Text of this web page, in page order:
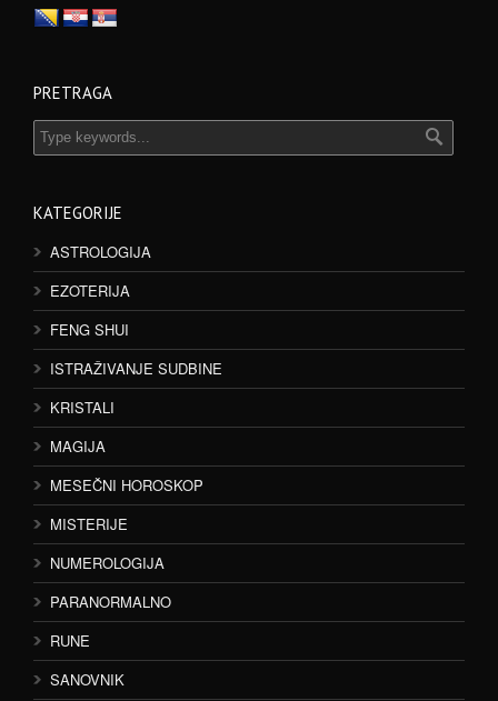
PRETRAGA
KATEGORIJE
ASTROLOGIJA
EZOTERIJA
FENG SHUI
ISTRAŽIVANJE SUDBINE
KRISTALI
MAGIJA
MESEČNI HOROSKOP
MISTERIJE
NUMEROLOGIJA
PARANORMALNO
RUNE
SANOVNIK